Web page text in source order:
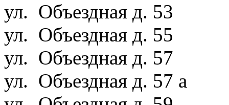
ул. Объездная д. 53
ул. Объездная д. 55
ул. Объездная д. 57
ул. Объездная д. 57 а